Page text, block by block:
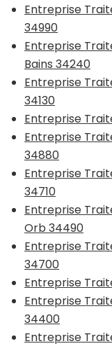
Entreprise
34990
Entreprise
Bains 34240
Entreprise
34130
Entreprise
Entreprise
34880
Entreprise
34710
Entreprise
Orb 34490
Entreprise
34700
Entreprise
Entreprise
34400
Entreprise